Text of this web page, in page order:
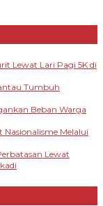
Lewat Lari Pagi 5K di
Tumbuh
Beban Warga
Melalui
Lewat